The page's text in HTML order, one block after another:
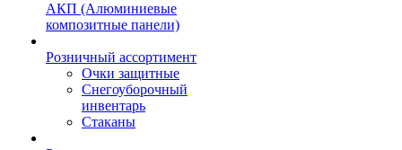
АКП (Алюминиевые
композитные панели)
Розничный ассортимент
Очки защитные
Снегоуборочный
инвентарь
Стаканы